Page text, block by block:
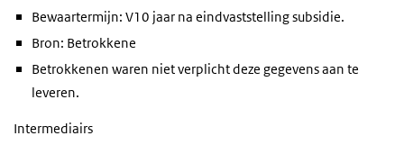
Bewaartermijn: V10 jaar na eindvaststelling subsidie.
Bron: Betrokkene
Betrokkenen waren niet verplicht deze gegevens aan te
leveren.
Intermediairs